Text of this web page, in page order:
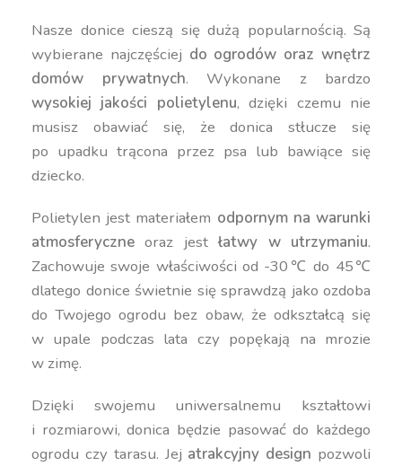
Nasze donice cieszą się dużą popularnością. Są
wybierane najczęściej do ogrodów oraz wnętrz
domów prywatnych. Wykonane z bardzo
wysokiej jakości polietylenu, dzięki czemu nie
musisz obawiać się, że donica stłucze się
po upadku trącona przez psa lub bawiące się
dziecko.
Polietylen jest materiałem odpornym na warunki
atmosferyczne oraz jestłatwy w utrzymaniu.
Zachowuje swoje właściwości od -30℃ do 45℃
dlatego donice świetnie się sprawdzą jako ozdoba
do Twojego ogrodu bez obaw, że odkształcą się
w upale podczas lata czy popękają na mrozie
w zimę.
Dzięki swojemu uniwersalnemu kształtowi
i rozmiarowi, donica będzie pasować do każdego
ogrodu czy tarasu. Jej atrakcyjny design pozwoli